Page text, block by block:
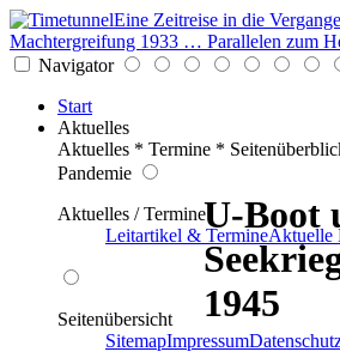
Eine Zeitreise in die
Machtergreifung 1933 … Parallelen zum
Navigator
Start
Aktuelles
Aktuelles * Termine *
Pandemie
Aktuelles / Termine
Leitartikel & TermineAktuelle
Seitenübersicht
SitemapImpressum
U-Boot
1945